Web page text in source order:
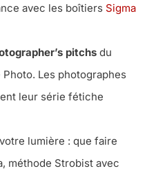
avec les boîtiers Sigma
pitchs du
Photo. Les photographes
leur série fétiche
lumière : que faire
méthode Strobist avec